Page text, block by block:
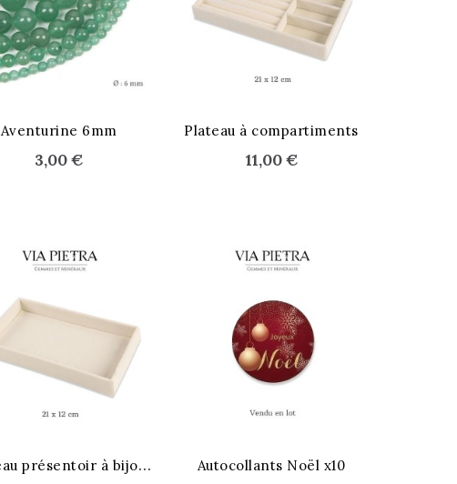
Aventurine 6mm
3,00 €
Plateau à compartiments
11,00 €
P
lateau présentoir à bijoux Autocollants Noël x10